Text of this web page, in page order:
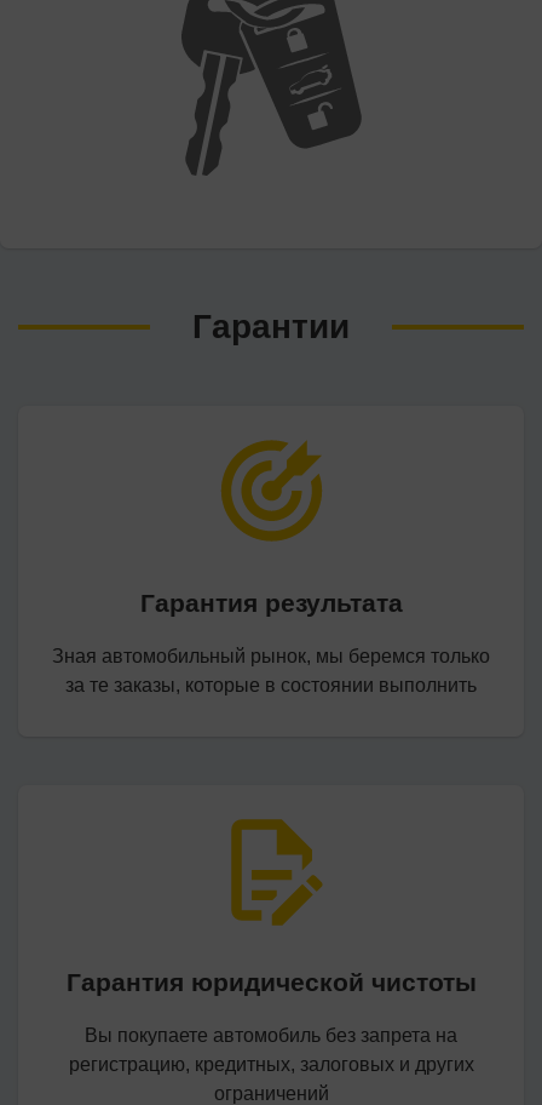
Гарантии
Гарантия результата
Зная автомобильный рынок, мы беремся только
за те заказы, которые в состоянии выполнить
Гарантия юридической чистоты
Вы покупаете автомобиль без запрета на
регистрацию, кредитных, залоговых и других
ограничений